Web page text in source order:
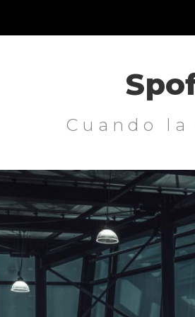
Cuando